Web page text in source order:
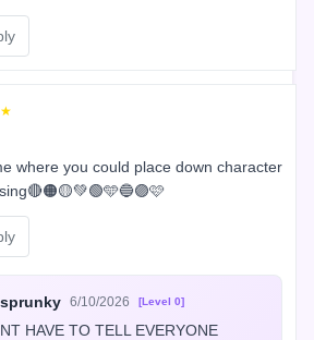
where you could place down character
6/10/2026 [Level 0]
HAVE TO TELL EVERYONE